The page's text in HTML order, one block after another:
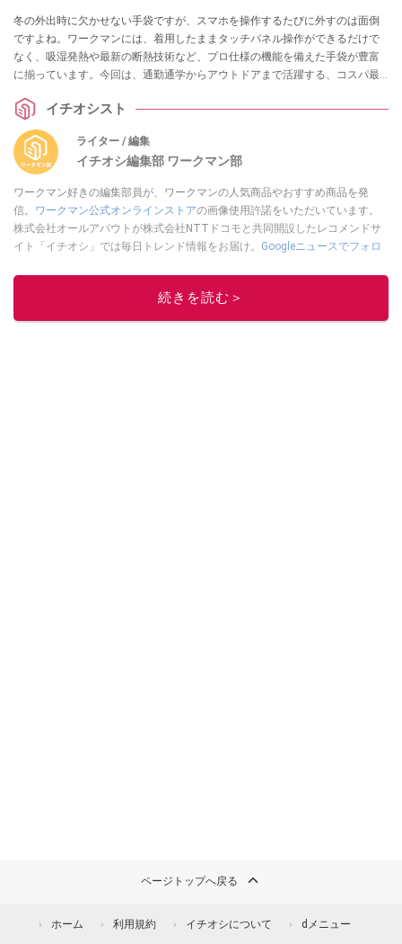
冬の外出時に欠かせない手袋ですが、スマホを操作するたびに外すのは面倒
ですよね。ワークマンには、着用したままタッチパネル操作ができるだけで
なく、吸湿発熱や最新の断熱技術など、プロ仕様の機能を備えた手袋が豊富
に揃っています。今回は、通勤通学からアウトドアまで活躍する、コスパ最
イチオシスト
ライター / 編集
イチオシ編集部 ワークマン部
ワークマン好きの編集部員が、ワークマンの人気商品やおすすめ商品を発
信。 ワークマン公式オンラインストアの画像使用許諾をいただいています。
株式会社オールアバウトが株式会社NTTドコモと共同開設したレコメンドサ
イト「イチオシ」では毎日トレンド情報をお届け。 Googleニュースでフォロ
このイチオシストの他の記事を読む
続きを読む＞
ページトップへ戻る
ホーム 利用規約 イチオシについて dメニュー